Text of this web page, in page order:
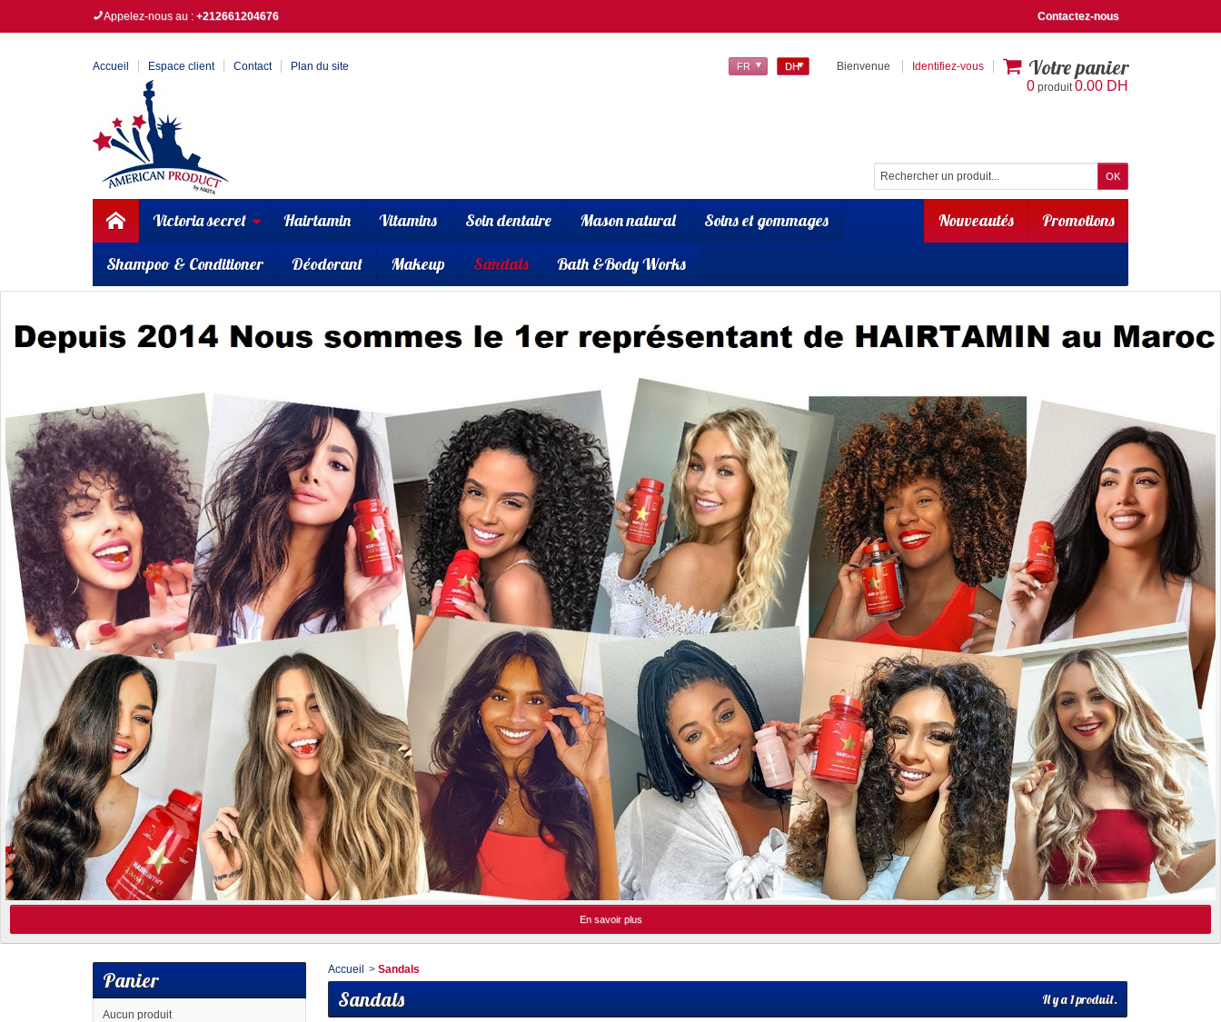
Contactez-nous
Appelez-nous au : +212661204676
Accueil Espace client Contact Plan du site Bienvenue Identifiez-vous Votre panier
0 produit0.00 DH
DH
FR
Promotions
Nouveautés
Victoria secret Hairtamin Vitamins Soin dentaire Mason natural Soins et gommages
Shampoo & Conditioner Déodorant Makeup Sandals Bath &Body Works
En savoir plus
Panier
Aucun produit
Accueil > Sandals
Sandals Il y a 1 produit.